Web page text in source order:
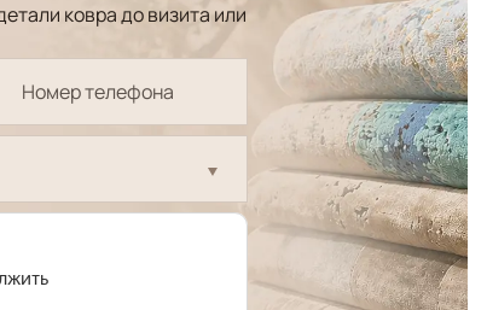
ковра до визита или